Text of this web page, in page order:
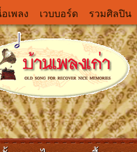
อเพลง เวบบอร์ด รวมศิลปิน